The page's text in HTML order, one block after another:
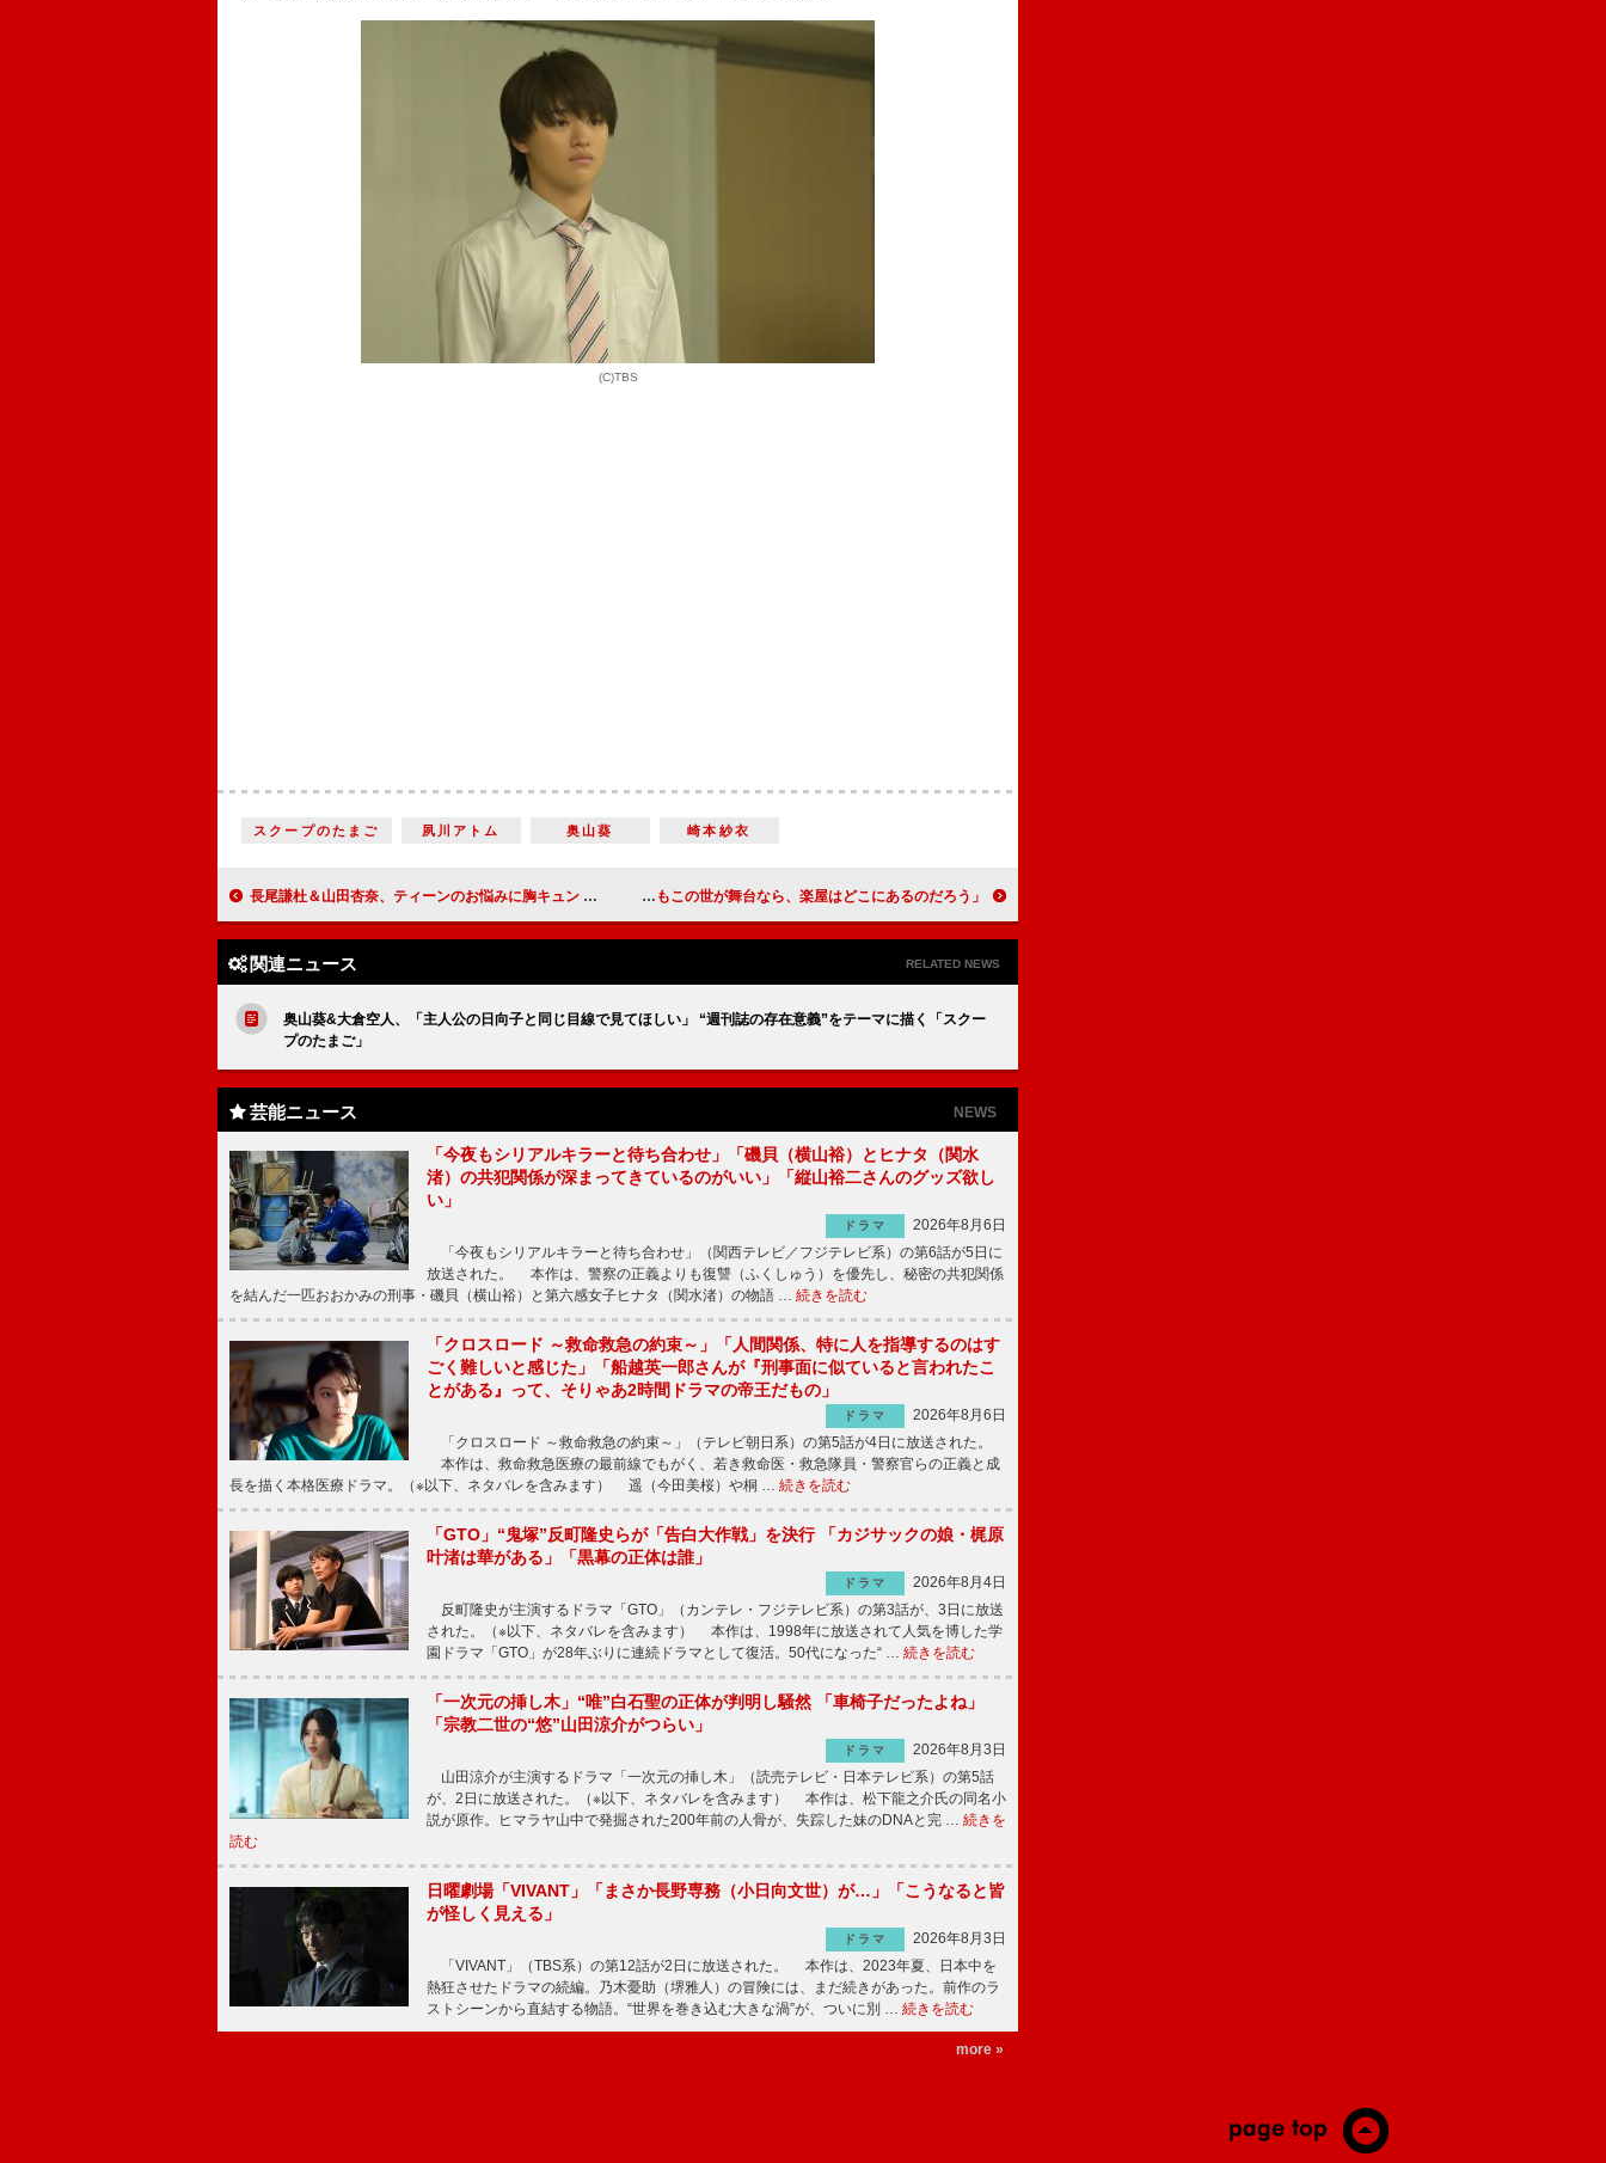
(C)TBS
スクープのたまご 夙川アトム 奥山葵 崎本紗衣
長尾謙杜＆山田杏奈、ティーンのお悩みに胸キュン 『恋に至る病』公開直前！ティーン限定お悩み相談会 「もしもこの世が舞台なら、楽屋はどこにあるのだろう」「舞台っぽいドラマだけど慣れてくるとどハマりする」「小さな声でしかせりふが読めないトニー（市原隼人）に持っていかれた」
関連ニュース RELATED NEWS
奥山葵&大倉空人、「主人公の日向子と同じ目線で見てほしい」 “週刊誌の存在意義”をテーマに描く「スクー
プのたまご」
芸能ニュース NEWS
「今夜もシリアルキラーと待ち合わせ」「磯貝（横山裕）とヒナタ（関水
渚）の共犯関係が深まってきているのがいい」「縦山裕二さんのグッズ欲し
い」
ドラマ
2026年8月6日
「今夜もシリアルキラーと待ち合わせ」（関西テレビ／フジテレビ系）の第6話が5日に
放送された。 本作は、警察の正義よりも復讐（ふくしゅう）を優先し、秘密の共犯関係
を結んだ一匹おおかみの刑事・磯貝（横山裕）と第六感女子ヒナタ（関水渚）の物語 … 続きを読む
「クロスロード ～救命救急の約束～」「人間関係、特に人を指導するのはす
ごく難しいと感じた」「船越英一郎さんが『刑事面に似ていると言われたこ
とがある』って、そりゃあ2時間ドラマの帝王だもの」
ドラマ
2026年8月6日
「クロスロード ～救命救急の約束～」（テレビ朝日系）の第5話が4日に放送された。
本作は、救命救急医療の最前線でもがく、若き救命医・救急隊員・警察官らの正義と成
長を描く本格医療ドラマ。（※以下、ネタバレを含みます） 遥（今田美桜）や桐 … 続きを読む
「GTO」“鬼塚”反町隆史らが「告白大作戦」を決行 「カジサックの娘・梶原
叶渚は華がある」「黒幕の正体は誰」
ドラマ
2026年8月4日
反町隆史が主演するドラマ「GTO」（カンテレ・フジテレビ系）の第3話が、3日に放送
された。（※以下、ネタバレを含みます） 本作は、1998年に放送されて人気を博した学
園ドラマ「GTO」が28年ぶりに連続ドラマとして復活。50代になった“ … 続きを読む
「一次元の挿し木」“唯”白石聖の正体が判明し騒然 「車椅子だったよね」
「宗教二世の“悠”山田涼介がつらい」
ドラマ
2026年8月3日
山田涼介が主演するドラマ「一次元の挿し木」（読売テレビ・日本テレビ系）の第5話
が、2日に放送された。（※以下、ネタバレを含みます） 本作は、松下龍之介氏の同名小
説が原作。ヒマラヤ山中で発掘された200年前の人骨が、失踪した妹のDNAと完 … 続きを
読む
日曜劇場「VIVANT」「まさか長野専務（小日向文世）が…」「こうなると皆
が怪しく見える」
ドラマ
2026年8月3日
「VIVANT」（TBS系）の第12話が2日に放送された。 本作は、2023年夏、日本中を
熱狂させたドラマの続編。乃木憂助（堺雅人）の冒険には、まだ続きがあった。前作のラ
ストシーンから直結する物語。“世界を巻き込む大きな渦”が、ついに別 … 続きを読む
more »